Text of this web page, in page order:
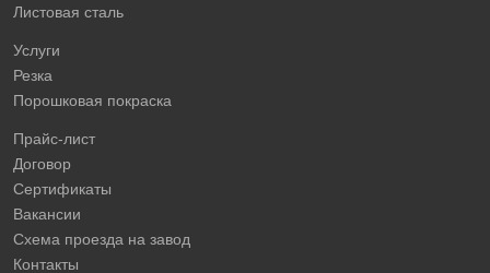
Листовая сталь
Услуги
Резка
Порошковая покраска
Прайс-лист
Договор
Сертификаты
Вакансии
Схема проезда на завод
Контакты